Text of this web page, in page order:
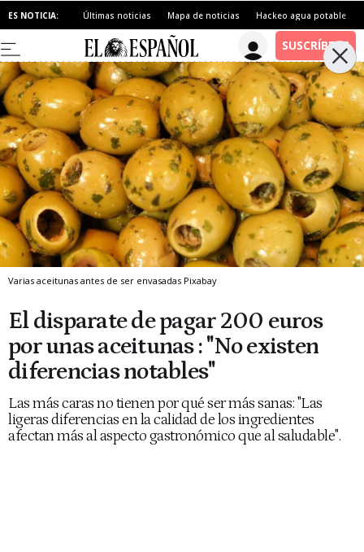
ES NOTICIA: Últimas noticias Mapa de noticias Hackeo agua potable
Varias aceitunas antes de ser envasadas Pixabay
El disparate de pagar 200 euros
por unas aceitunas : "No existen
diferencias notables"
Las más caras no tienen por qué ser más sanas: "Las
ligeras diferencias en la calidad de los ingredientes
afectan más al aspecto gastronómico que al saludable".